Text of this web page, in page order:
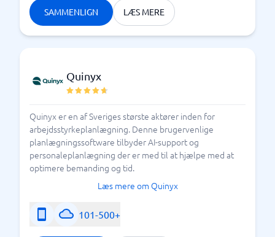
SAMMENLIGN LÆS MERE
Quinyx
Quinyx er en af Sveriges største aktører inden for
arbejdsstyrkeplanlægning. Denne brugervenlige
planlægningssoftware tilbyder AI-support og
personaleplanlægning der er med til at hjælpe med at
optimere bemanding og tid.
Læs mere om Quinyx
101-500+